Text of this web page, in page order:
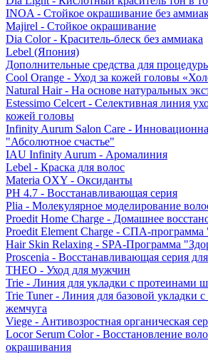
INOA - Стойкое окрашивание без
Majirel - Стойкое окрашивание
Dia Color - Краситель-блеск без аммиака
Lebel (Япония)
Дополнительные средства для
Cool Orange - Уход за кожей головы
Natural Hair - На основе натуральных
Estessimo Celcert - Селективная линия
кожей головы
Infinity Aurum Salon Care -
"Абсолютное счастье"
IAU Infinity Aurum - Аромалиния
Lebel - Краска для волос
Materia OXY - Оксиданты
PH 4.7 - Восстанавливающая серия
Plia - Молекулярное моделирование
Proedit Home Charge - Домашнее
Proedit Element Charge - СПА-программа
Hair Skin Relaxing - SPA-Программа
Proscenia - Восстанавливающая серия
THEO - Уход для мужчин
Trie - Линия для укладки с протеинами
Trie Tuner - Линия для базовой укладки
жемчуга
Viege - Антивозростная органическая
Locor Serum Color - Восстановление
окрашивания